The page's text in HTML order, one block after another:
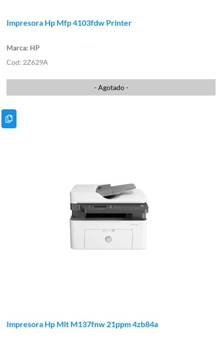
Impresora Hp Mfp 4103fdw Printer
HP
2Z629A
- Agotado -
Impresora Hp Mlt M137fnw 21ppm 4zb84a